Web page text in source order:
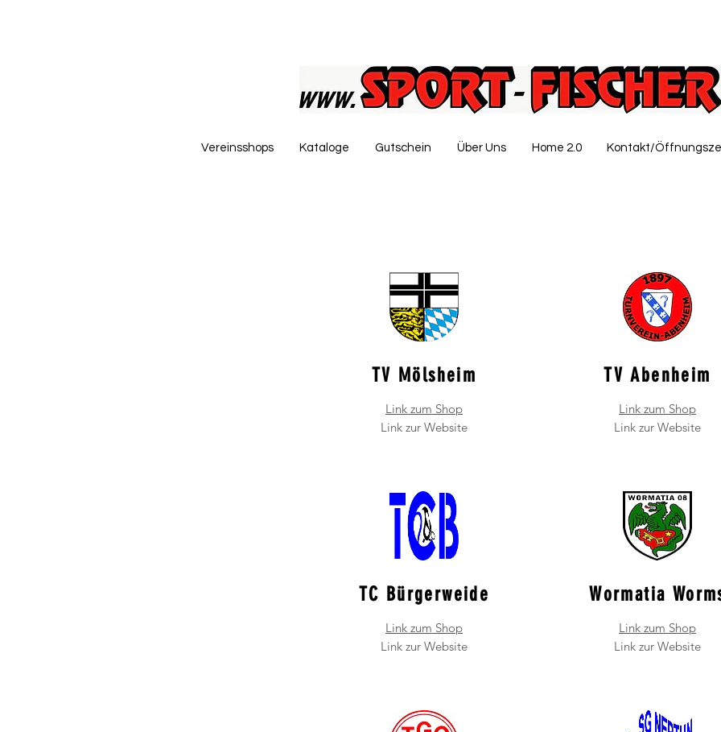
Vereinsshops Kataloge Gutschein Über Uns Home 2.0 Kontakt/
TV Mölsheim
Link zum Shop
Link zur Website
TC Bürgerweide
Link zum Shop
Link zur Website
TV Abenheim
Link zum Shop
Link zur Website
Wormatia
Link zum Shop
Link zur Website